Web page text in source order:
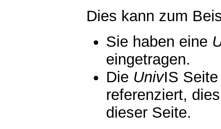
Dies kann zum
Sie haben eine
eingetragen.
Die UnivIS
referenziert,
dieser Seite.